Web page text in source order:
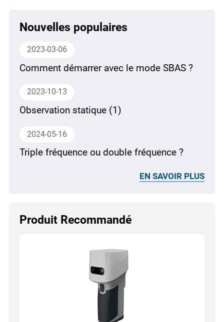
Nouvelles populaires
2023-03-06
Comment démarrer avec le mode SBAS ?
2023-10-13
Observation statique (1)
2024-05-16
Triple fréquence ou double fréquence ?
EN SAVOIR PLUS
Produit Recommandé